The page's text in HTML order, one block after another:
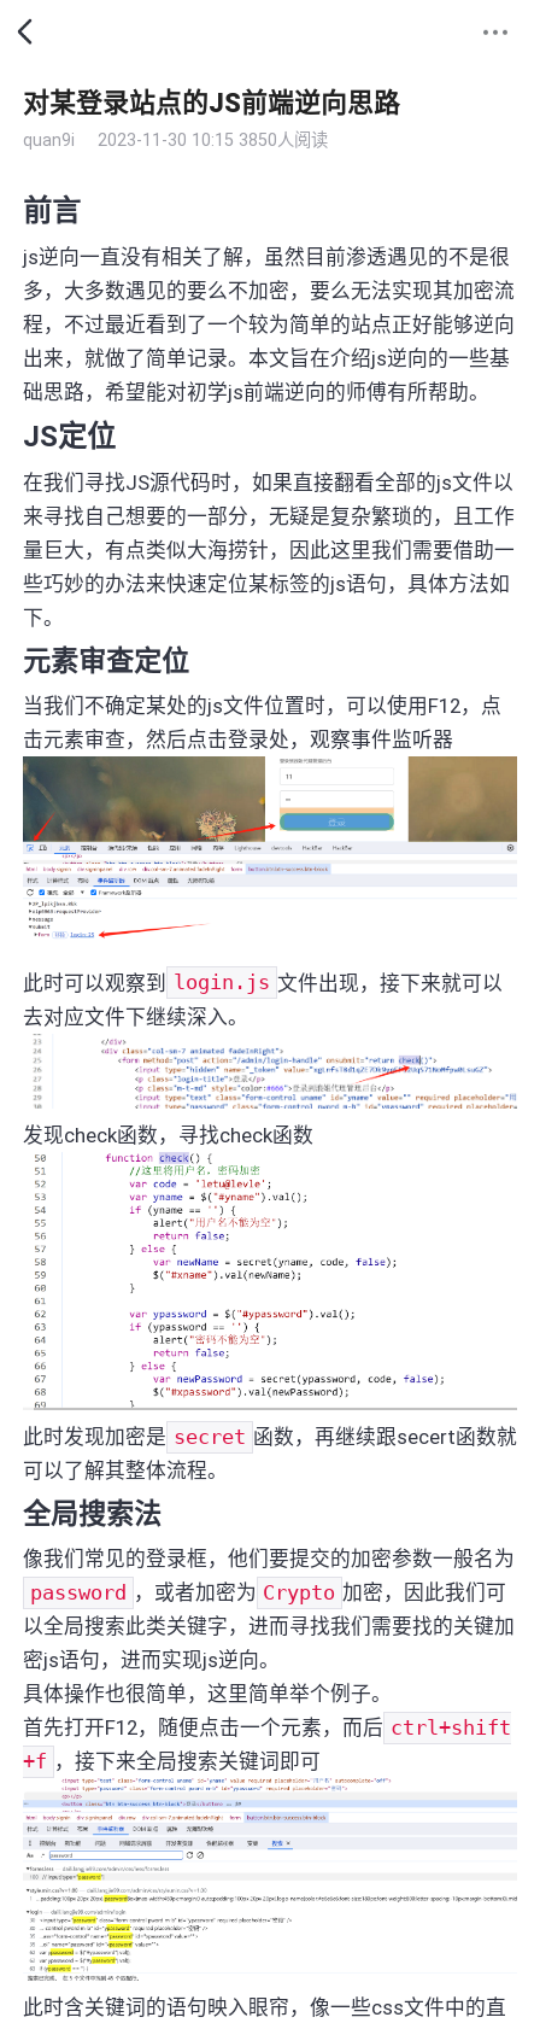
对某登录站点的JS前端逆向思路
quan9i 2023-11-30 10:15 3850人阅读
前言
js逆向一直没有相关了解，虽然目前渗透遇见的不是很
多，大多数遇见的要么不加密，要么无法实现其加密流
程，不过最近看到了一个较为简单的站点正好能够逆向
出来，就做了简单记录。本文旨在介绍js逆向的一些基
础思路，希望能对初学js前端逆向的师傅有所帮助。
JS定位
在我们寻找JS源代码时，如果直接翻看全部的js文件以
来寻找自己想要的一部分，无疑是复杂繁琐的，且工作
量巨大，有点类似大海捞针，因此这里我们需要借助一
些巧妙的办法来快速定位某标签的js语句，具体方法如
下。
元素审查定位
当我们不确定某处的js文件位置时，可以使用F12，点
击元素审查，然后点击登录处，观察事件监听器
此时可以观察到 login.js 文件出现，接下来就可以
去对应文件下继续深入。
发现check函数，寻找check函数
此时发现加密是 secret 函数，再继续跟secert函数就
可以了解其整体流程。
全局搜索法
像我们常见的登录框，他们要提交的加密参数一般名为
password ，或者加密为 Crypto 加密，因此我们可
以全局搜索此类关键字，进而寻找我们需要找的关键加
密js语句，进而实现js逆向。
具体操作也很简单，这里简单举个例子。
首先打开F12，随便点击一个元素，而后 ctrl+shift
+f ，接下来全局搜索关键词即可
此时含关键词的语句映入眼帘，像一些css文件中的直